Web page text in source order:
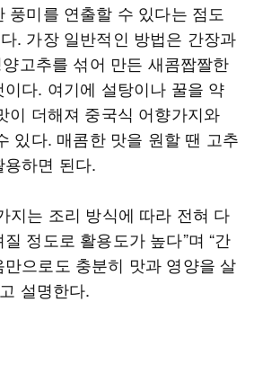
풍미를 연출할 수 있다는 점도
. 가장 일반적인 방법은 간장과
고추를 섞어 만든 새콤짭짤한
다. 여기에 설탕이나 꿀을 약
이 더해져 중국식 어향가지와
있다. 매콤한 맛을 원할 땐 고추
하면 된다.
지는 조리 방식에 따라 전혀 다
정도로 활용도가 높다”며 “간
으로도 충분히 맛과 영양을 살
설명한다.